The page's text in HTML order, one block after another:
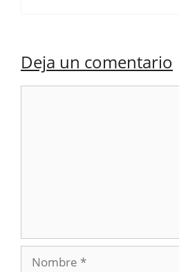
Deja un comentario
Nombre